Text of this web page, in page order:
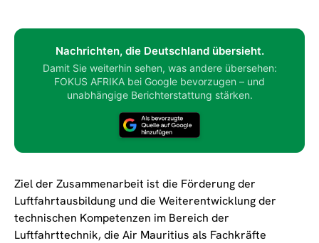
Nachrichten, die Deutschland übersieht.
Damit Sie weiterhin sehen, was andere übersehen:
FOKUS AFRIKA bei Google bevorzugen – und
unabhängige Berichterstattung stärken.
Ziel der Zusammenarbeit ist die Förderung der
Luftfahrtausbildung und die Weiterentwicklung der
technischen Kompetenzen im Bereich der
Luftfahrttechnik, die Air Mauritius als Fachkräfte